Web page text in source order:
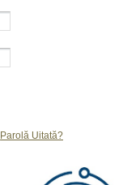
Parolă Uitată?